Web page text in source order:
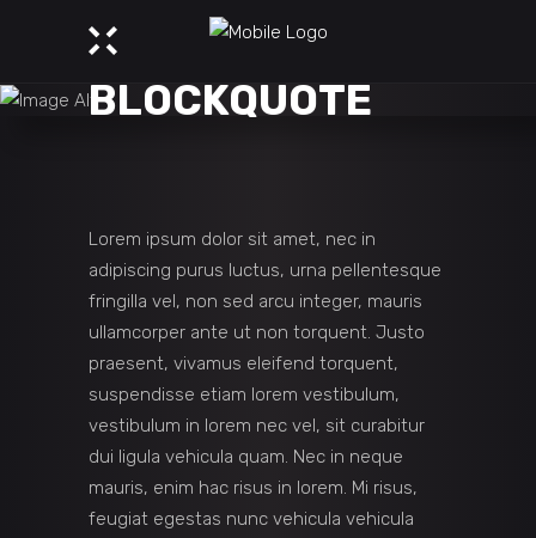
BLOCKQUOTE
Lorem ipsum dolor sit amet, nec in
adipiscing purus luctus, urna pellentesque
fringilla vel, non sed arcu integer, mauris
ullamcorper ante ut non torquent. Justo
praesent, vivamus eleifend torquent,
suspendisse etiam lorem vestibulum,
vestibulum in lorem nec vel, sit curabitur
dui ligula vehicula quam. Nec in neque
mauris, enim hac risus in lorem. Mi risus,
feugiat egestas nunc vehicula vehicula